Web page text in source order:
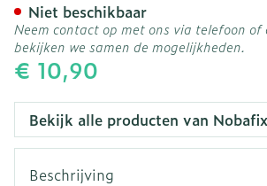
€ 10,90
Niet beschikbaar
Neem contact op met ons via telefoon
bekijken we samen de mogelijkheden.
Bekijk alle producten van Nobafix
Beschrijving